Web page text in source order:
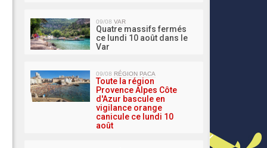
09/08 VAR
Quatre massifs fermés
ce lundi 10 août dans le
Var
09/08 RÉGION PACA
Toute la région
Provence Alpes Côte
d'Azur bascule en
vigilance orange
canicule ce lundi 10
août